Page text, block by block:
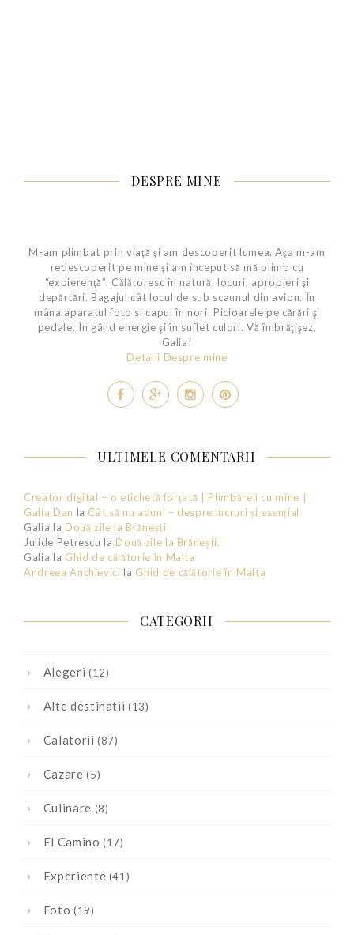
DESPRE MINE
M-am plimbat prin viaţă şi am descoperit lumea. Aşa m-am
redescoperit pe mine şi am început să mă plimb cu
“expierenţă”. Călătoresc în natură, locuri, apropieri şi
depărtări. Bagajul cât locul de sub scaunul din avion. În
mâna aparatul foto si capul în nori. Picioarele pe cărări şi
pedale. În gând energie şi în suflet culori. Vă îmbrăţişez,
Galia!
Detalii Despre mine
ULTIMELE COMENTARII
Creator digital – o etichetă forțată | Plimbăreli cu mine |
Galia Dan la Cât să nu aduni – despre lucruri și esențial
Galia la Două zile la Brănești.
Julide Petrescu la Două zile la Brănești.
Galia la Ghid de călătorie în Malta
Andreea Anchievici la Ghid de călătorie în Malta
CATEGORII
Alegeri (12)
Alte destinatii (13)
Calatorii (87)
Cazare (5)
Culinare (8)
El Camino (17)
Experiente (41)
Foto (19)